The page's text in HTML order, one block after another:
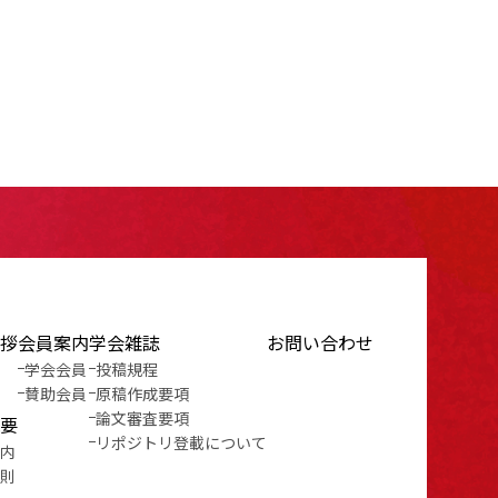
会員案内
学会会員
賛助会員
学会雑誌
投稿規程
原稿作成要項
論文審査要項
リポジトリ登載について
お問い合わせ